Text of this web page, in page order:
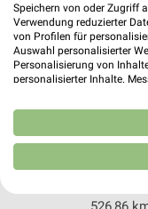
Heute
527,06
EDEKA
83043
Speichern von oder Zugriff
Verwendung reduzierter
von Profilen für
Auswahl personalisierter
Personalisierung von
personalisierter Inhalte.
Kombinationen von Daten
Verbesserung der
von Inhalten.
Daten können außerhalb
Website/App.